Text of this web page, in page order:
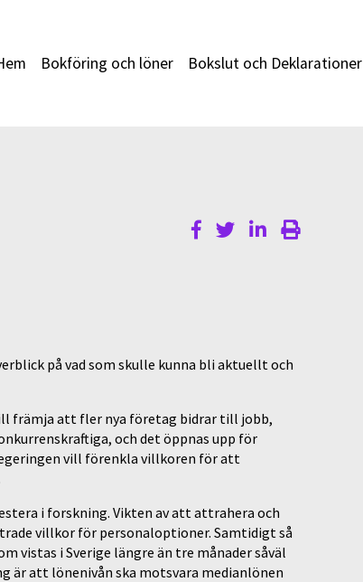
Bokföring och löner Bokslut och Deklarationer
på vad som skulle kunna bli aktuellt och
främja att fler nya företag bidrar till jobb,
och det öppnas upp för
vill förenkla villkoren för att
i forskning. Vikten av att attrahera och
villkor för personaloptioner. Samtidigt så
vistas i Sverige längre än tre månader såväl
är att lönenivån ska motsvara medianlönen